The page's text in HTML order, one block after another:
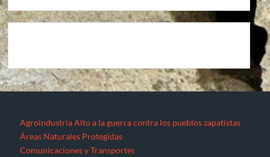
Agroindustria Alto a la guerra contra los pueblos zapatistas
Áreas Naturales Protegidas
Comunicaciones y Transportes